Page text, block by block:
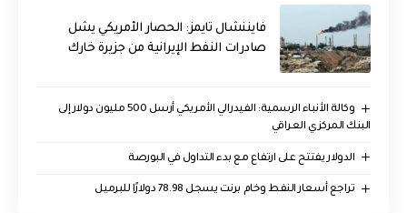
فايننشال تايمز: الحصار الأمريكي يشل
صادرات النفط الإيرانية من جزيرة خارك
وكالة الأنباء الرسمية: الفيدرالي الأمريكي أرسل 500 مليون دولار إلى
البنك المركزي العراقي
الدولار يفتتح على ارتفاع مع بدء التداول في البورصة
تراجع أسعار النفط وخام برنت يسجل 78.98 دولارًا للبرميل